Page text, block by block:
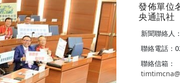
發佈單位
央通訊社
新聞聯絡人
聯絡電話：
聯絡信箱：